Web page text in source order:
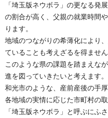
「埼玉版ネウボラ」の更なる発
の割合が高く、父親の就業時間
ります。
地域のつながりの希薄化により
ていることも考えざるを得ません
このような県の課題を踏まえな
進を図っていきたいと考えます。
和光市のような、産前産後の手
各地域の実情に応じた市町村の
「埼玉版ネウボラ」と呼ぶにふ